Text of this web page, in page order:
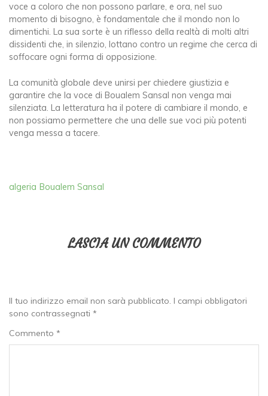
voce a coloro che non possono parlare, e ora, nel suo
momento di bisogno, è fondamentale che il mondo non lo
dimentichi. La sua sorte è un riflesso della realtà di molti altri
dissidenti che, in silenzio, lottano contro un regime che cerca di
soffocare ogni forma di opposizione.
La comunità globale deve unirsi per chiedere giustizia e
garantire che la voce di Boualem Sansal non venga mai
silenziata. La letteratura ha il potere di cambiare il mondo, e
non possiamo permettere che una delle sue voci più potenti
venga messa a tacere.
algeria Boualem Sansal
LASCIA UN COMMENTO
Il tuo indirizzo email non sarà pubblicato. I campi obbligatori
sono contrassegnati *
Commento *